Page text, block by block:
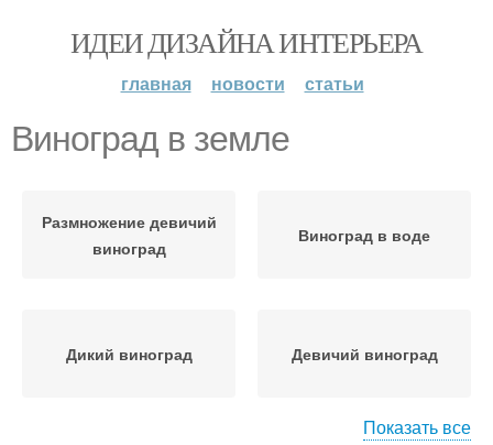
ИДЕИ ДИЗАЙНА ИНТЕРЬЕРА
главная новости статьи
Виноград в земле
Размножение девичий
виноград
Виноград в воде
Дикий виноград Девичий виноград
Показать все